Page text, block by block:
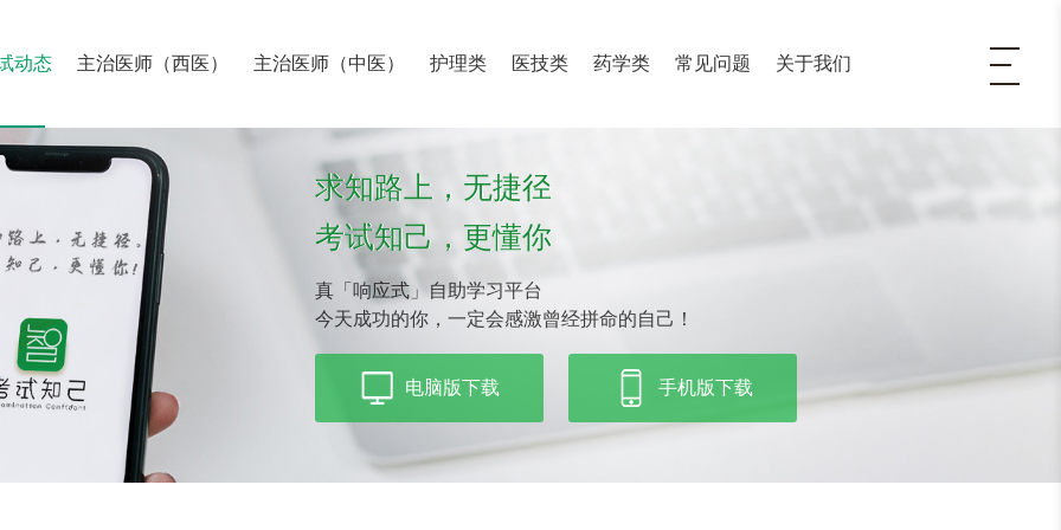
动态 主治医师（西医） 主治医师（中医） 护理类 医技类 药学类 常见问题 关于我们
求知路上，无捷径
考试知己，更懂你
真「响应式」自助学习平台
今天成功的你，一定会感激曾经拼命的自己！
电脑版下载 手机版下载